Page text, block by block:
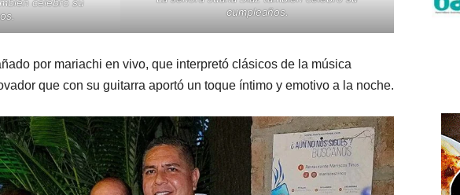
celebró su
cumpleaños.
por mariachi en vivo, que interpretó clásicos de la música
que con su guitarra aportó un toque íntimo y emotivo a la noche.